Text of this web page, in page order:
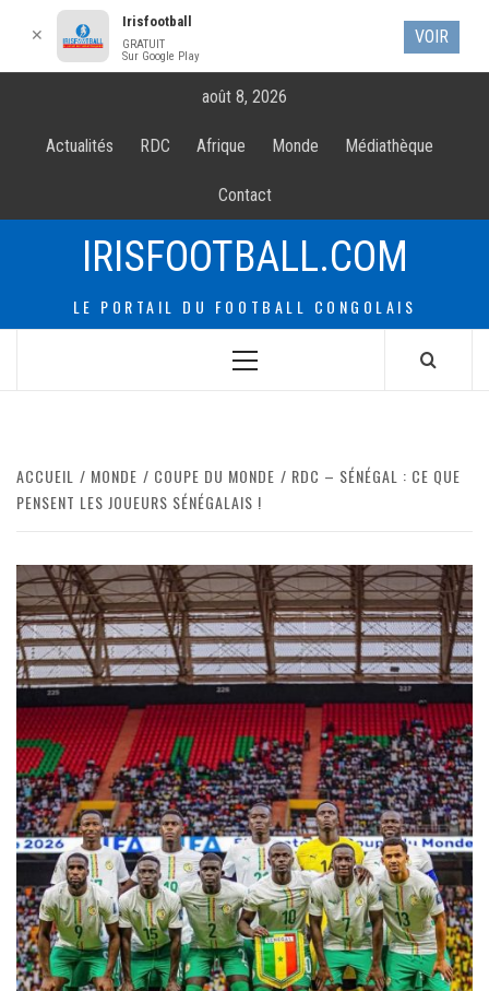
contenur
août 8, 2026
Actualités RDC Afrique Monde Médiathèque
Contact
IRISFOOTBALL.COM
LE PORTAIL DU FOOTBALL CONGOLAIS
Menu
ACCUEIL MONDE COUPE DU MONDE
RDC – SÉNÉGAL : CE QUE
PENSENT LES JOUEURS SÉNÉGALAIS !
✕
Irisfootball
GRATUIT
Sur Google Play
VOIR